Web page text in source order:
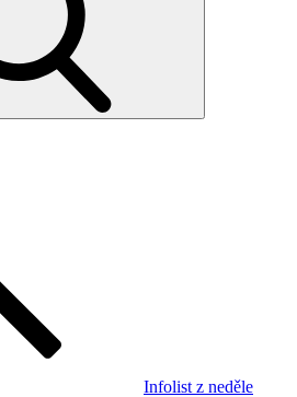
Infolist z neděle